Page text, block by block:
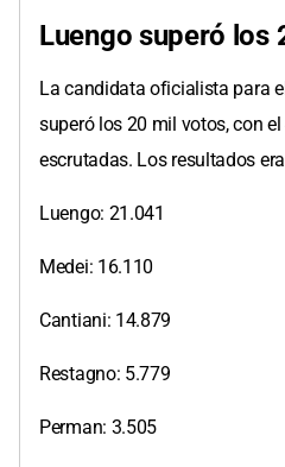
Luengo superó los
La candidata oficialista para
superó los 20 mil votos, con
escrutadas. Los resultados
Luengo: 21.041
Medei: 16.110
Cantiani: 14.879
Restagno: 5.779
Perman: 3.505